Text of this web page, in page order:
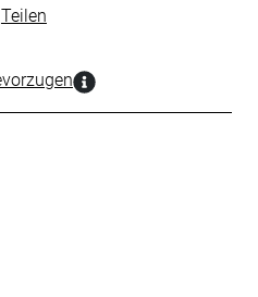
Teilen